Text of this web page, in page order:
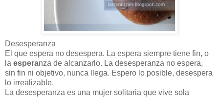
Desesperanza
El que espera no desespera. La espera siempre tiene fin, o
la esperanza de alcanzarlo. La desesperanza no espera,
sin fin ni objetivo, nunca llega. Espero lo posible, desespera
lo irrealizable.
La desesperanza es una mujer solitaria que vive sola